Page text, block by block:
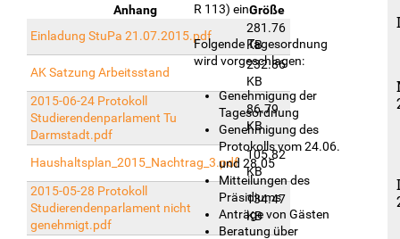
Anhang
Größe
Einladung StuPa 21.07.2015.pdf
281.76
KB
AK Satzung Arbeitsstand
232.86
KB
2015-06-24 Protokoll
Studierendenparlament Tu
Darmstadt.pdf
86.79
KB
Haushaltsplan_2015_Nachtrag_3.pdf
105.82
KB
2015-05-28 Protokoll
Studierendenparlament nicht
genehmigt.pdf
134.47
KB
R 113) ein.
Folgende Tagesordnung
wird vorgeschlagen:
Genehmigung der
Tagesordnung
Genehmigung des
Protokolls vom 24.06.
und 28.05
Mitteilungen des
Präsidiums
Anträge von Gästen
Beratung über